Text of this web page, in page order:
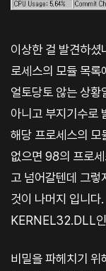
이상한 걸 발견하
로세스의 모듈 목
얼토당토 않는 상
아니고 부지기수로
해당 프로세스의 모
없으면 98의 프로
고 넘어갈텐데 그
것이 나머지 입니다
KERNEL32.DLL인
비밀을 파헤치기